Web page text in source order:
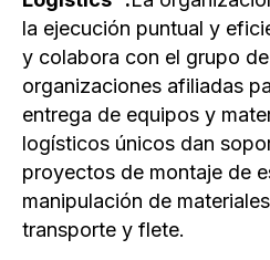
la ejecución puntual y
y colabora con el grupo
organizaciones afiliadas
entrega de equipos y
logísticos únicos dan
proyectos de montaje de
manipulación de
transporte y flete.